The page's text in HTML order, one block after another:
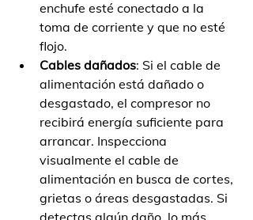
enchufe esté conectado a la
toma de corriente y que no esté
flojo.
Cables dañados: Si el cable de
alimentación está dañado o
desgastado, el compresor no
recibirá energía suficiente para
arrancar. Inspecciona
visualmente el cable de
alimentación en busca de cortes,
grietas o áreas desgastadas. Si
detectas algún daño, lo más